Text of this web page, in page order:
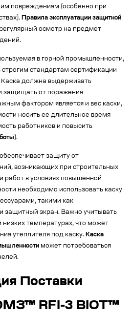
повреждениям (особенно при
Правила эксплуатации защитной
осмотр на предмет
в горной промышленности,
строгим стандартам сертификации
Каска должна выдерживать
защищать от поражения
фактором является и вес каски,
носить ее длительное время
работников и повысить
).
обеспечивает защиту от
возникающих при строительных
работ в условиях повышенной
необходимо использовать каску
такими как
защитный экран. Важно учитывать
температурах, что может
утеплителя под каску. Каска
может потребоваться
Поставки
RFI-3 BIOT™